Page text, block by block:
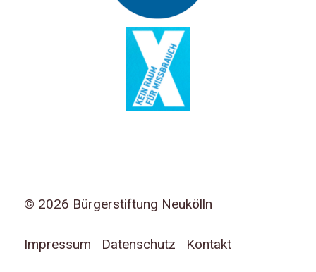
© 2026 Bürgerstiftung Neukölln
Impressum Datenschutz Kontakt